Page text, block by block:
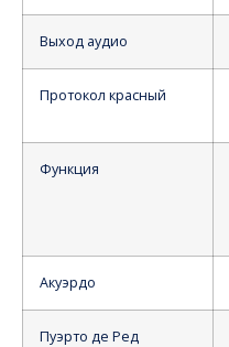
Выход аудио
Протокол красный
Функция
Акуэрдо
Пуэрто де Ред